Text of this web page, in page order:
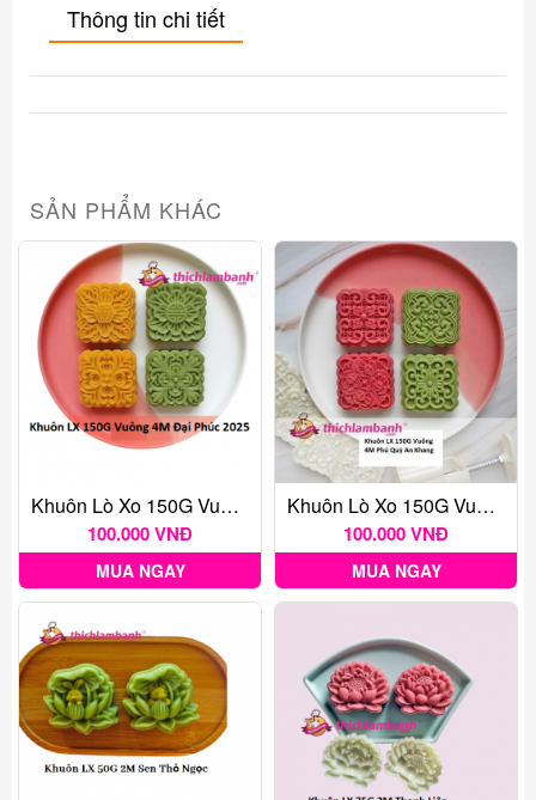
Thông tin chi tiết
SẢN PHẨM KHÁC
Khuôn Lò Xo 150G Vuông 4M Đại Phúc 2025
100.000 VNĐ
MUA NGAY
Khuôn Lò Xo 150G Vuông 4M Phú Quý An Khang
100.000 VNĐ
MUA NGAY